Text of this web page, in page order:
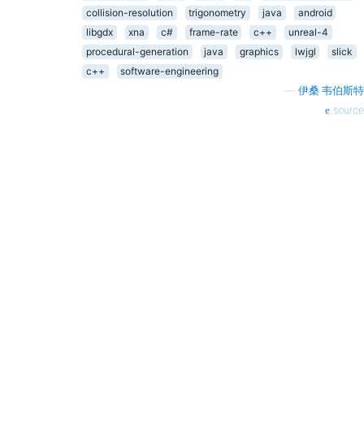
collision-resolution
trigonometry java
android
libgdx
xna c# frame-rate c++
unreal-4
procedural-generation
java graphics lwjgl
slick
c++
software-engineering
伊桑·韦伯斯特
source